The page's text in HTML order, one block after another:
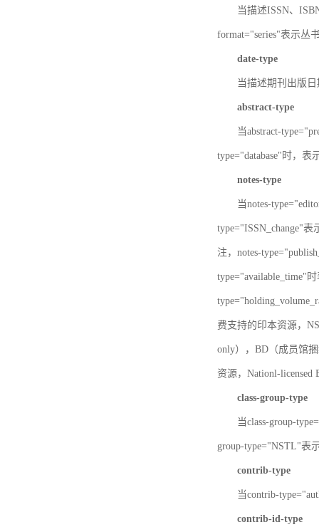
当描述ISSN、
format="series"表示丛
date-type
当描述期刊出版日
abstract-type
当abstract-
type="database"时，表
notes-type
当notes-
type="ISSN_change"
注，notes-
type="available_time"
费支持的印本资源，
only），BD（成员馆
资源，Nationl-licensed
class-group-type
当class-group-
group-type="NSTL"表
contrib-type
当contrib-
contrib-id-type